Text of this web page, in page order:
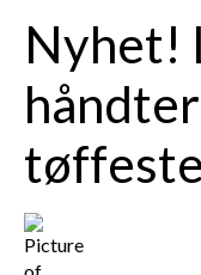
Nyhet!